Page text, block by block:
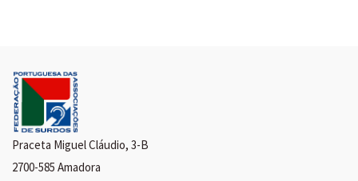
Praceta Miguel Cláudio, 3-B
2700-585 Amadora